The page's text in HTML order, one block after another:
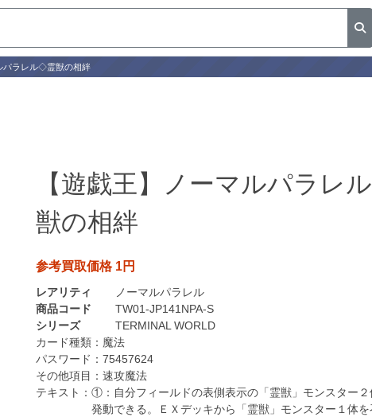
パラレル◇霊獣の相絆
【遊戯王】ノーマルパラレ
獣の相絆
参考買取価格 1円
レアリティ
ノーマルパラレル
商品コード
TW01-JP141NPA-S
シリーズ
TERMINAL WORLD
カード種類： 魔法
パスワード： 75457624
その他項目： 速攻魔法
テキスト： ①：自分フィールドの表側表示の「霊獣」モンスター２
発動できる。ＥＸデッキから「霊獣」モンスター１体